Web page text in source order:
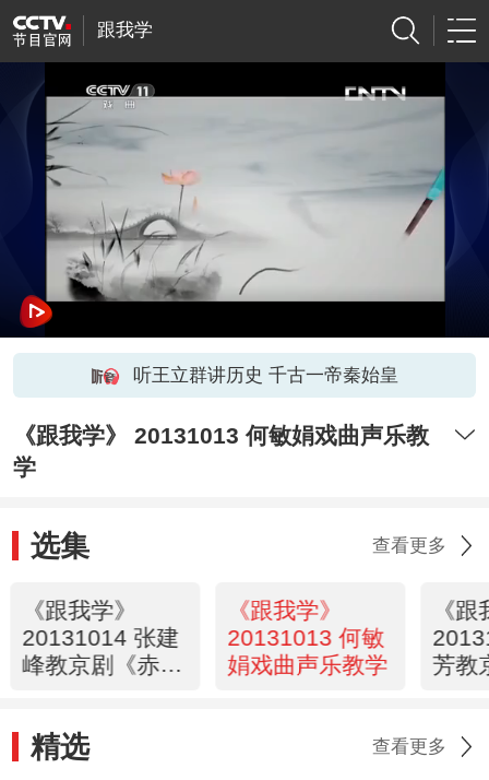
跟我学
听王立群讲历史 千古一帝秦始皇
《跟我学》 20131013 何敏娟戏曲声乐教
学
选集 查看更多
《跟我学》
20131014 张建
峰教京剧《赤
《跟我学》
20131013 何敏
娟戏曲声乐教学
《
芳教
精选 查看更多